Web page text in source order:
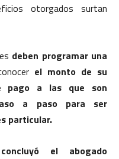
otorgados surtan
deben programar una
el monto de su
pago a las que son
a paso para ser
particular.
el abogado